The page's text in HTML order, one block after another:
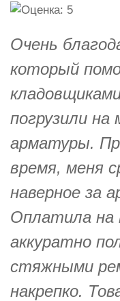
Очень
который
погрузили
арматуры.
время, меня
наверное за
Оплатила на
аккуратно
стяжными
накрепко.